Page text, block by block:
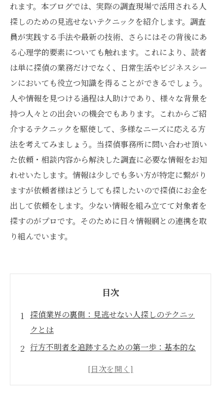
れます。本ブログでは、実際の調査現場で活用される人
探しのための見逃せないテクニックを紹介します。調査
員が実践する手法や最新の技術、さらにはその背後にあ
る心理学的要素についても触れます。これにより、読者
は単に探偵の業務だけでなく、日常生活やビジネスシー
ンにおいても役立つ知識を得ることができるでしょう。
人や情報を見つける過程は人助けであり、様々な背景を
持つ人々との出会いの機会でもあります。これからご紹
介するテクニックを駆使して、多様なニーズに応える方
法を考えてみましょう。当探偵事務所に問い合わせ頂い
た依頼・相談内容から解決した調査に必要な情報をお知
れせいたします。情報は少しでも多い方が特定に繋がり
ますが依頼者様はどうしても探したいので探偵にお金を
出して依頼をします。少ない情報を組み立てて対象者を
探すのがプロです。そのために日々情報網との連携を取
り組んでいます。
目次
探偵業界の裏側：見逃せない人探しのテクニッ
クとは
行方不明者を追跡するための第一歩：基本的な